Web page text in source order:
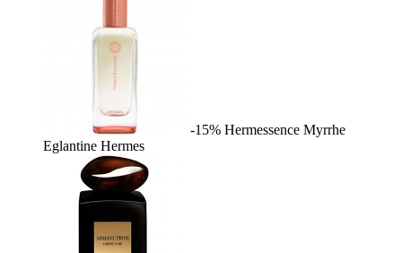
-15% Hermessence Myrrhe
Eglantine Hermes